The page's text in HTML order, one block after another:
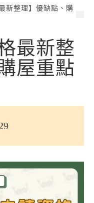
新整理】優缺點、購
最新整
屋重點